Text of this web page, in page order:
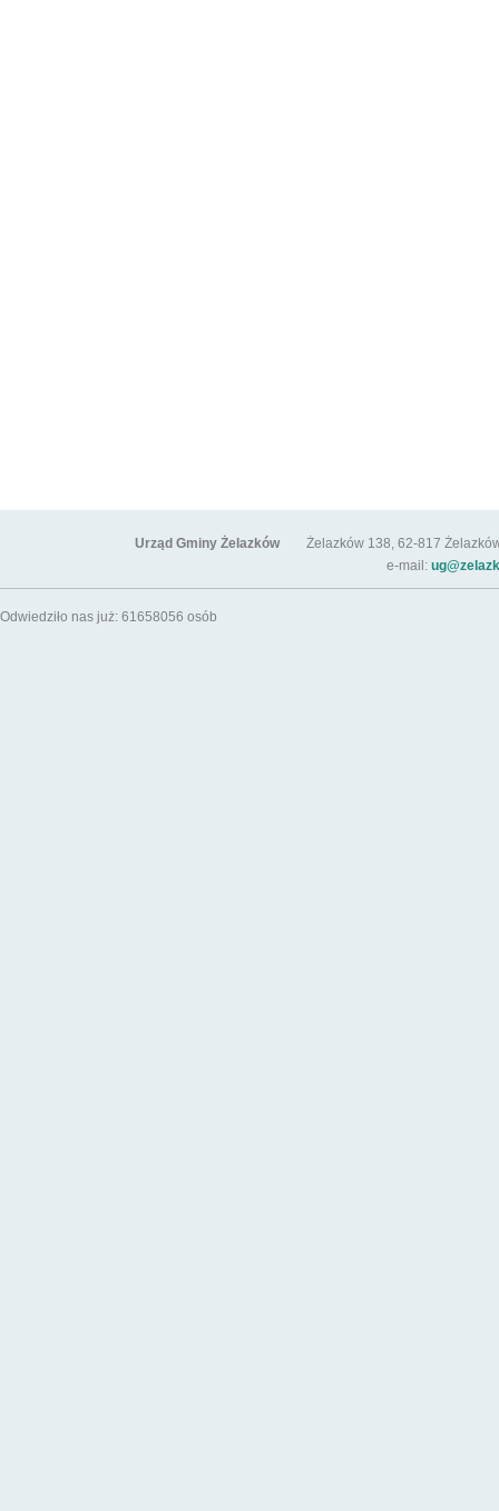
Urząd Gminy ŻelazkówŻelazków 138, 62-817 Żelazków
e-mail:
Odwiedziło nas już: 61658056 osób